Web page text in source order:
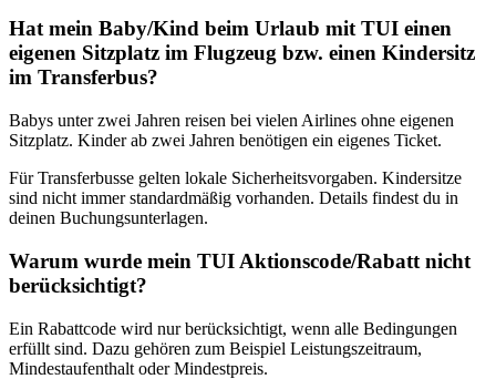
Hat mein Baby/Kind beim Urlaub mit TUI einen
eigenen Sitzplatz im Flugzeug bzw. einen Kindersitz
im Transferbus?
Babys unter zwei Jahren reisen bei vielen Airlines ohne eigenen
Sitzplatz. Kinder ab zwei Jahren benötigen ein eigenes Ticket.
Für Transferbusse gelten lokale Sicherheitsvorgaben. Kindersitze
sind nicht immer standardmäßig vorhanden. Details findest du in
deinen Buchungsunterlagen.
Warum wurde mein TUI Aktionscode/Rabatt nicht
berücksichtigt?
Ein Rabattcode wird nur berücksichtigt, wenn alle Bedingungen
erfüllt sind. Dazu gehören zum Beispiel Leistungszeitraum,
Mindestaufenthalt oder Mindestpreis.